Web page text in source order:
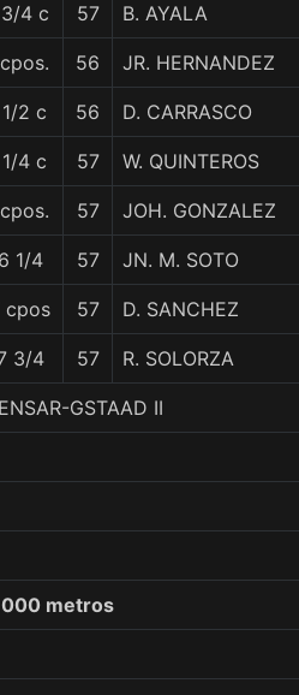
4 c 57 B. AYALA
56 JR. HERNANDEZ
2 c 56 D. CARRASCO
4 c 57 W. QUINTEROS
57 JOH. GONZALEZ
1/4 57 JN. M. SOTO
cpos 57 D. SANCHEZ
3/4 57 R. SOLORZA
GSTAAD II
metros